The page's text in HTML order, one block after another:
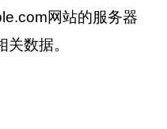
网站的服务器
关数据。